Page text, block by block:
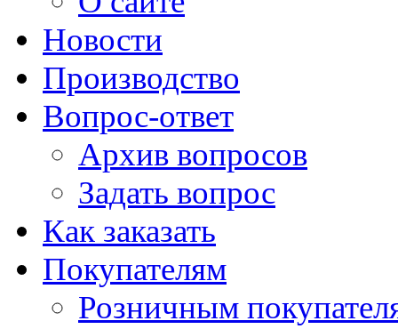
Новости
Производство
Вопрос-ответ
Архив вопросов
Задать вопрос
Как заказать
Покупателям
Розничным